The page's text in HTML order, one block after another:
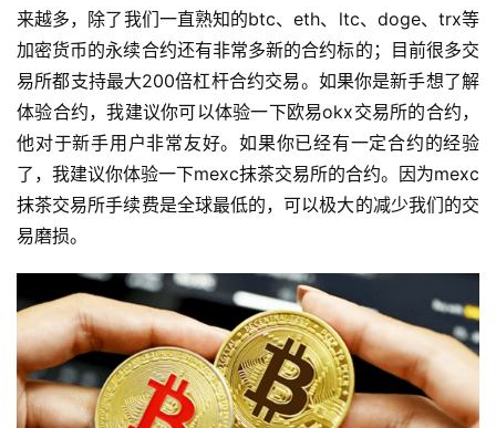
来越多，除了我们一直熟知的btc、eth、ltc、doge、trx等
加密货币的永续合约还有非常多新的合约标的；目前很多交
易所都支持最大200倍杠杆合约交易。如果你是新手想了解
体验合约，我建议你可以体验一下欧易okx交易所的合约，
他对于新手用户非常友好。如果你已经有一定合约的经验
了，我建议你体验一下mexc抹茶交易所的合约。因为mexc
抹茶交易所手续费是全球最低的，可以极大的减少我们的交
易磨损。